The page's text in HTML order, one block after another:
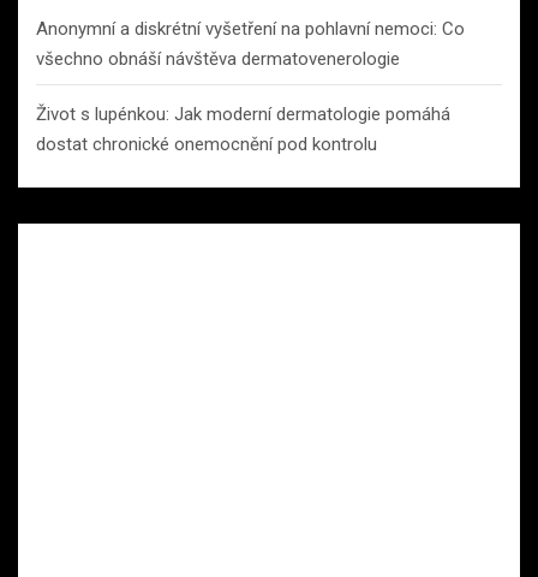
Anonymní a diskrétní vyšetření na pohlavní nemoci: Co
všechno obnáší návštěva dermatovenerologie
Život s lupénkou: Jak moderní dermatologie pomáhá
dostat chronické onemocnění pod kontrolu